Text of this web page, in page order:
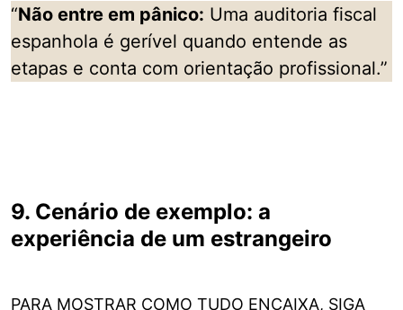
“Não entre em pânico: Uma auditoria fiscal
espanhola é gerível quando entende as
etapas e conta com orientação profissional.”
9. Cenário de exemplo: a
experiência de um estrangeiro
PARA MOSTRAR COMO TUDO ENCAIXA, SIGA